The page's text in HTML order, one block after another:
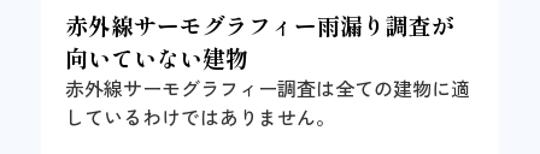
赤外線サーモグラフィー雨漏り調査が
向いていない建物
赤外線サーモグラフィー調査は全ての建物に適
しているわけではありません。